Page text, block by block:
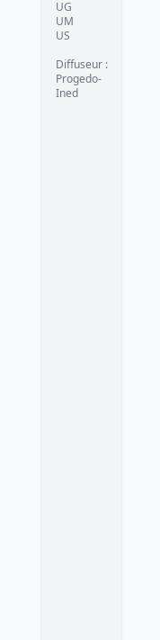
UG
UM
US
Diffuseur :
Progedo-
Ined